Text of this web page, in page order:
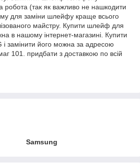
робота (так як важливо не нашкодити
для заміни шлейфу краще всього
майстру. Купити шлейф для
в нашому інтернет-магазині. Купити
замінити його можна за адресою
101. придбати з доставкою по всій
Samsung